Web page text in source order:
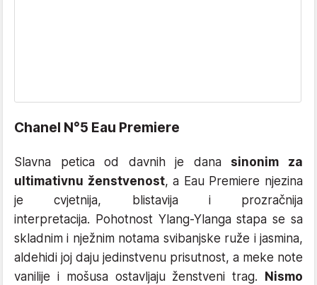
Chanel N°5 Eau Premiere
Slavna petica od davnih je dana sinonim za
ultimativnu ženstvenost, a Eau Premiere njezina
je cvjetnija, blistavija i prozračnija
interpretacija. Pohotnost Ylang-Ylanga stapa se sa
skladnim i nježnim notama svibanjske ruže i jasmina,
aldehidi joj daju jedinstvenu prisutnost, a meke note
vanilije i mošusa ostavljaju ženstveni trag.
Nismo